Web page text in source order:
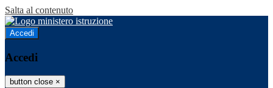
Salta al contenuto
Accedi
Accedi
button close ×